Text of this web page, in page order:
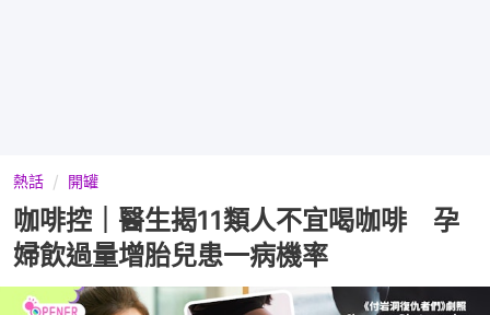
熱話 開罐
咖啡控｜醫生揭11類人不宜喝咖啡 孕
婦飲過量增胎兒患一病機率